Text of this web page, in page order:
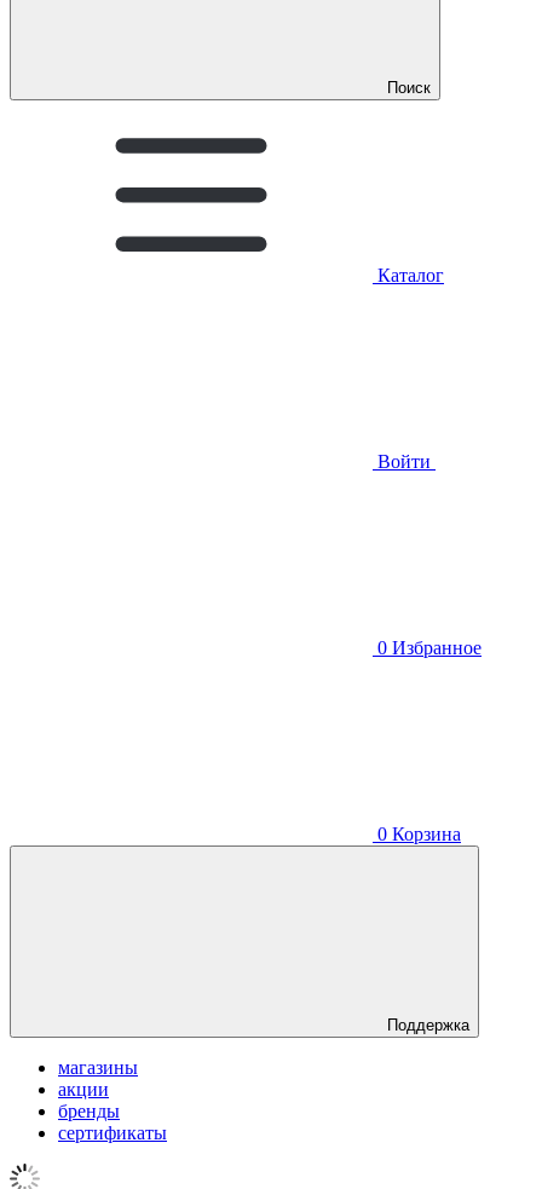
Поиск
Каталог
Войти
0 Избранное
0 Корзина
Поддержка
магазины
акции
бренды
сертификаты